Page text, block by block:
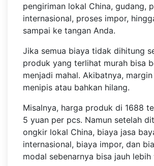
pengiriman lokal China, gudang,
internasional, proses impor,
sampai ke tangan Anda.
Jika semua biaya tidak dihitung
produk yang terlihat murah bisa
menjadi mahal. Akibatnya,
menipis atau bahkan hilang.
Misalnya, harga produk di 1688
5 yuan per pcs. Namun setelah
ongkir lokal China, biaya jasa
internasional, biaya impor, dan
modal sebenarnya bisa jauh lebih